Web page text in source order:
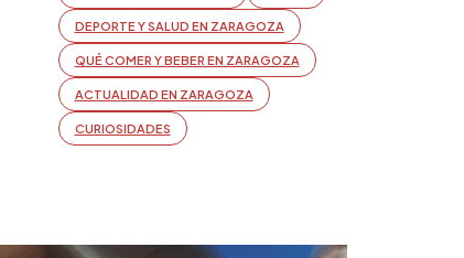
DEPORTE Y SALUD EN ZARAGOZA
QUÉ COMER Y BEBER EN ZARAGOZA
ACTUALIDAD EN ZARAGOZA
CURIOSIDADES